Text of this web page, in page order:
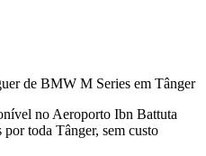
de BMW M Series em Tânger
no Aeroporto Ibn Battuta
toda Tânger, sem custo